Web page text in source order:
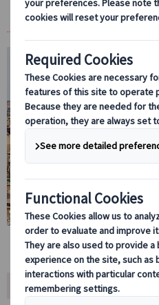
ライベートツアー（
おすすめポイント